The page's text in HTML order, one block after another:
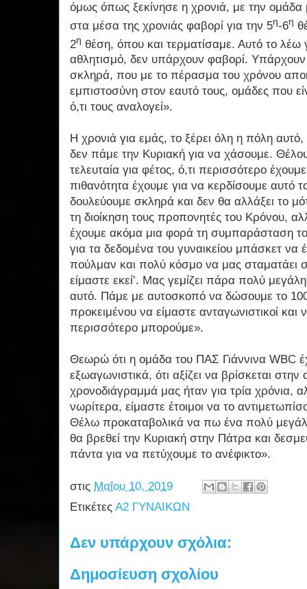
όμως όπως ξεκίνησε η χρονιά, με την
στα μέσα της χρονιάς φαβορί για την 5η-6η
2η θέση, όπου και τερματίσαμε. Αυτό το λέω
αθλητισμό, δεν υπάρχουν φαβορί.
σκληρά, που με το πέρασμα του χρόνου
εμπιστοσύνη στον εαυτό τους, ομάδες που
ό,τι τους αναλογεί».
Η χρονιά για εμάς, το ξέρει όλη η πόλη
δεν πάμε την Κυριακή για να χάσουμε.
τελευταία για φέτος, ό,τι περισσότερο
πιθανότητα έχουμε για να κερδίσουμε αυτό
δουλεύουμε σκληρά και δεν θα αλλάξει το
τη διοίκηση τους προπονητές του Κρόνου,
έχουμε ακόμα μια φορά τη συμπαράσταση
για τα δεδομένα του γυναικείου μπάσκετ να
πούλμαν και πολύ κόσμο να μας σταματάει
είμαστε εκεί’. Μας γεμίζει πάρα πολύ
αυτό. Πάμε με αυτοσκοπό να δώσουμε το
προκειμένου να είμαστε ανταγωνιστικοί και
περισσότερο μπορούμε».
Θεωρώ ότι η ομάδα του ΠΑΣ Γιάννινα WBC
εξωαγωνιστικά, ότι αξίζει να βρίσκεται
χρονοδιάγραμμά μας ήταν για τρία χρόνια,
νωρίτερα, είμαστε έτοιμοι να το
Θέλω προκαταβολικά να πω ένα πολύ
θα βρεθεί την Κυριακή στην Πάτρα και
πάντα για να πετύχουμε το ανέφικτο».
στις Μαΐου 10, 2019
Ετικέτες Α2 ΓΥΝΑΙΚΩΝ
Δεν υπάρχουν σχόλια:
Δημοσίευση σχολίου